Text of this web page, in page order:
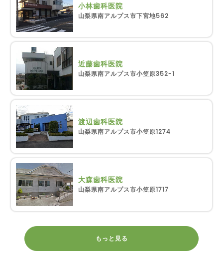
小林歯科医院
山梨県南アルプス市下宮地562
近藤歯科医院
山梨県南アルプス市小笠原352-1
渡辺歯科医院
山梨県南アルプス市小笠原1274
大森歯科医院
山梨県南アルプス市小笠原1717
もっと見る